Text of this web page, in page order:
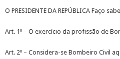
O PRESIDENTE DA REPÚBLICA Faço
Art. 1º – O exercício da profissão de
Art. 2º – Considera-se Bombeiro Civil